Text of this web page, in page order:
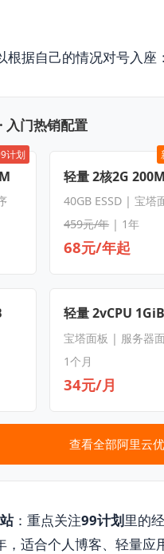
据自己的情况对号入座
入门热销配置
计划
轻量 2核2G 200M
40GB ESSD | 宝塔
459元/年 | 1年
68元/年起
轻量 2vCPU 1GiB
宝塔面板 | 服务器
1个月
34元/月
查看全部阿里云
：重点关注99计划里的
适合个人博客、轻量应